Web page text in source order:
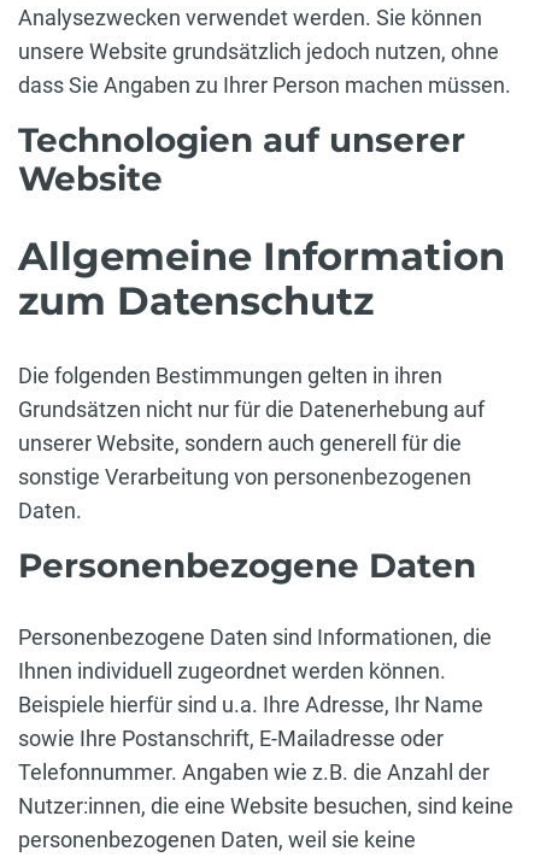
Analysezwecken verwendet werden. Sie können
unsere Website grundsätzlich jedoch nutzen, ohne
dass Sie Angaben zu Ihrer Person machen müssen.
Technologien auf unserer
Website
Allgemeine Information
zum Datenschutz
Die folgenden Bestimmungen gelten in ihren
Grundsätzen nicht nur für die Datenerhebung auf
unserer Website, sondern auch generell für die
sonstige Verarbeitung von personenbezogenen
Daten.
Personenbezogene Daten
Personenbezogene Daten sind Informationen, die
Ihnen individuell zugeordnet werden können.
Beispiele hierfür sind u.a. Ihre Adresse, Ihr Name
sowie Ihre Postanschrift, E-Mailadresse oder
Telefonnummer. Angaben wie z.B. die Anzahl der
Nutzer:innen, die eine Website besuchen, sind keine
personenbezogenen Daten, weil sie keine